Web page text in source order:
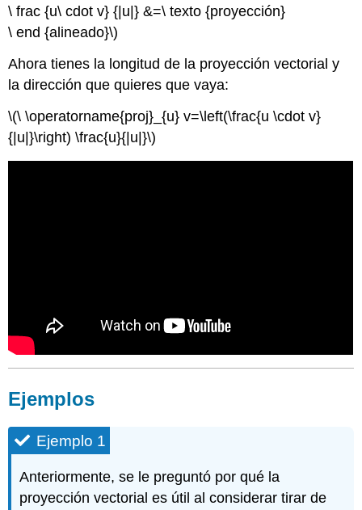
\ frac {u\ cdot v} {|u|} &=\ texto {proyección}
\ end {alineado}\)
Ahora tienes la longitud de la proyección vectorial y
la dirección que quieres que vaya:
\(\ \operatorname{proj}_{u} v=\left(\frac{u \cdot v}
{|u|}\right) \frac{u}{|u|}\)
Ejemplos
Ejemplo 1
Anteriormente, se le preguntó por qué la
proyección vectorial es útil al considerar tirar de